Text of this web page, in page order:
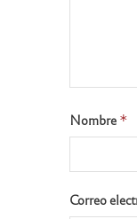
Nombre *
Correo